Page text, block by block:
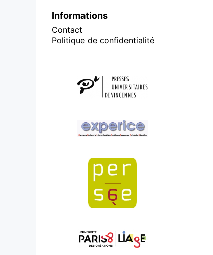
Informations
Contact
Politique de confidentialité
Affiliations/partenaires